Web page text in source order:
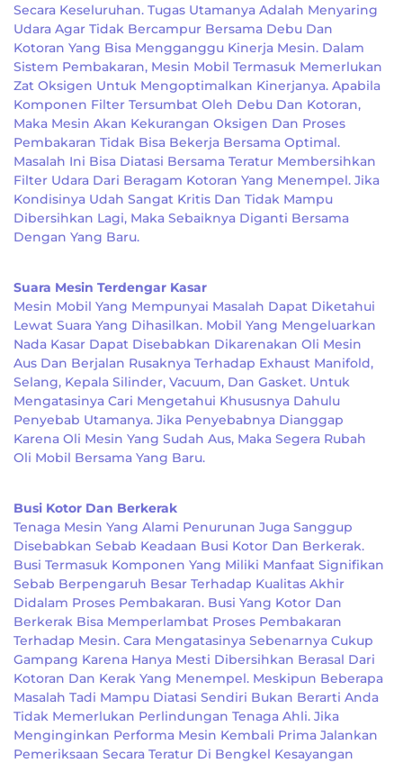
Secara Keseluruhan. Tugas Utamanya Adalah Menyaring
Udara Agar Tidak Bercampur Bersama Debu Dan
Kotoran Yang Bisa Mengganggu Kinerja Mesin. Dalam
Sistem Pembakaran, Mesin Mobil Termasuk Memerlukan
Zat Oksigen Untuk Mengoptimalkan Kinerjanya. Apabila
Komponen Filter Tersumbat Oleh Debu Dan Kotoran,
Maka Mesin Akan Kekurangan Oksigen Dan Proses
Pembakaran Tidak Bisa Bekerja Bersama Optimal.
Masalah Ini Bisa Diatasi Bersama Teratur Membersihkan
Filter Udara Dari Beragam Kotoran Yang Menempel. Jika
Kondisinya Udah Sangat Kritis Dan Tidak Mampu
Dibersihkan Lagi, Maka Sebaiknya Diganti Bersama
Dengan Yang Baru.
Suara Mesin Terdengar Kasar
Mesin Mobil Yang Mempunyai Masalah Dapat Diketahui
Lewat Suara Yang Dihasilkan. Mobil Yang Mengeluarkan
Nada Kasar Dapat Disebabkan Dikarenakan Oli Mesin
Aus Dan Berjalan Rusaknya Terhadap Exhaust Manifold,
Selang, Kepala Silinder, Vacuum, Dan Gasket. Untuk
Mengatasinya Cari Mengetahui Khususnya Dahulu
Penyebab Utamanya. Jika Penyebabnya Dianggap
Karena Oli Mesin Yang Sudah Aus, Maka Segera Rubah
Oli Mobil Bersama Yang Baru.
Busi Kotor Dan Berkerak
Tenaga Mesin Yang Alami Penurunan Juga Sanggup
Disebabkan Sebab Keadaan Busi Kotor Dan Berkerak.
Busi Termasuk Komponen Yang Miliki Manfaat Signifikan
Sebab Berpengaruh Besar Terhadap Kualitas Akhir
Didalam Proses Pembakaran. Busi Yang Kotor Dan
Berkerak Bisa Memperlambat Proses Pembakaran
Terhadap Mesin. Cara Mengatasinya Sebenarnya Cukup
Gampang Karena Hanya Mesti Dibersihkan Berasal Dari
Kotoran Dan Kerak Yang Menempel. Meskipun Beberapa
Masalah Tadi Mampu Diatasi Sendiri Bukan Berarti Anda
Tidak Memerlukan Perlindungan Tenaga Ahli. Jika
Menginginkan Performa Mesin Kembali Prima Jalankan
Pemeriksaan Secara Teratur Di Bengkel Kesayangan